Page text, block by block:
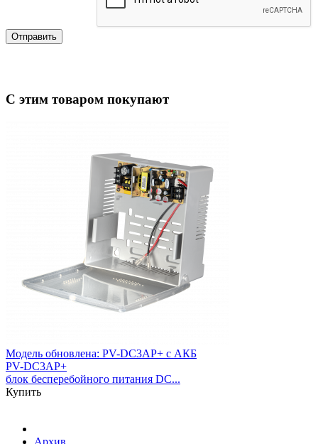
Отправить
С этим товаром покупают
Модель обновлена: PV-DC3AP+ с АКБ
PV-DC3AP+
блок бесперебойного питания DC...
Купить
Архив